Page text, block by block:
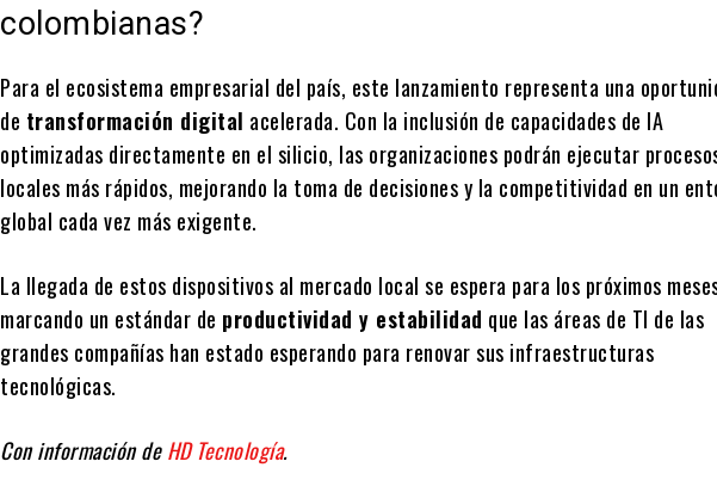
colombianas?
Para el ecosistema empresarial del país, este lanzamiento representa una
de transformación digital acelerada. Con la inclusión de capacidades de IA
optimizadas directamente en el silicio, las organizaciones podrán ejecutar
locales más rápidos, mejorando la toma de decisiones y la competitividad en un
global cada vez más exigente.
La llegada de estos dispositivos al mercado local se espera para los próximos
marcando un estándar de productividad y estabilidad que las áreas de TI de las
grandes compañías han estado esperando para renovar sus infraestructuras
tecnológicas.
Con información deHD Tecnología.